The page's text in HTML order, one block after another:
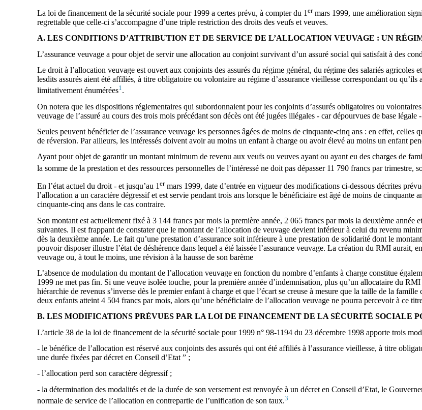
La loi de financement de la sécurité sociale pour 1999 a certes prévu, à compter du 1 ermars 1999, une amélioration
regrettable que celle-ci s’accompagne d’une triple restriction des droits des veufs et veuves.
A. LES CONDITIONS D’ATTRIBUTION ET DE SERVICE DE L’ALLOCATION VEUVAGE : UN
L’assurance veuvage a pour objet de servir une allocation au conjoint survivant d’un assuré social qui satisfait à des
Le droit à l’allocation veuvage est ouvert aux conjoints des assurés du régime général, du régime des salariés agricoles
lesdits assurés aient été affiliés, à titre obligatoire ou volontaire au régime d’assurance vieillesse correspondant ou
limitativement énumérées1.
On notera que les dispositions réglementaires qui subordonnaient pour les conjoints d’assurés obligatoires ou
veuvage de l’assuré au cours des trois mois précédant son décès ont été jugées illégales - car dépourvues de base
Seules peuvent bénéficier de l’assurance veuvage les personnes âgées de moins de cinquante-cinq ans : en effet, celles
de réversion. Par ailleurs, les intéressés doivent avoir au moins un enfant à charge ou avoir élevé au moins un enfant
Ayant pour objet de garantir un montant minimum de revenu aux veufs ou veuves ayant ou ayant eu des charges de
la somme de la prestation et des ressources personnelles de l’intéressé ne doit pas dépasser 11 790 francs par trimestre,
En l’état actuel du droit - et jusqu’au 1ermars 1999, date d’entrée en vigueur des modifications ci-dessous décrites
l’allocation a un caractère dégressif et est servie pendant trois ans lorsque le bénéficiaire est âgé de moins de cinquante
cinquante-cinq ans dans le cas contraire.
Son montant est actuellement fixé à 3 144 francs par mois la première année, 2 065 francs par mois la deuxième année
suivantes. Il est frappant de constater que le montant de l’allocation de veuvage devient inférieur à celui du revenu
dès la deuxième année. Le fait qu’une prestation d’assurance soit inférieure à une prestation de solidarité dont le
pouvoir disposer illustre l’état de déshérence dans lequel a été laissée l’assurance veuvage. La création du RMI aurait,
veuvage ou, à tout le moins, une révision à la hausse de son barème
L’absence de modulation du montant de l’allocation veuvage en fonction du nombre d’enfants à charge constitue
1999 ne met pas fin. Si une veuve isolée touche, pour la première année d’indemnisation, plus qu’un allocataire du
hiérarchie de revenus s’inverse dès le premier enfant à charge et que l’écart se creuse à mesure que la taille de la
deux enfants atteint 4 504 francs par mois, alors qu’une bénéficiaire de l’allocation veuvage ne pourra percevoir à ce
B. LES MODIFICATIONS PRÉVUES PAR LA LOI DE FINANCEMENT DE LA SÉCURITÉ SOCIALE
L’article 38 de la loi de financement de la sécurité sociale pour 1999 n° 98-1194 du 23 décembre 1998 apporte trois
- le bénéfice de l’allocation est réservé aux conjoints des assurés qui ont été affiliés à l’assurance vieillesse, à titre
une durée fixées par décret en Conseil d’Etat ” ;
- l’allocation perd son caractère dégressif ;
- la détermination des modalités et de la durée de son versement est renvoyée à un décret en Conseil d’Etat, le
normale de service de l’allocation en contrepartie de l’unification de son taux.3